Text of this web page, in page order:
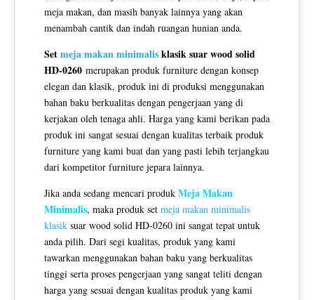
meja makan, dan masih banyak lainnya yang akan
menambah cantik dan indah ruangan hunian anda.
Setmeja makan minimalisklasik suar wood solid
HD-0260merupakan produk furniture dengan konsep
elegan dan klasik, produk ini di produksi menggunakan
bahan baku berkualitas dengan pengerjaan yang di
kerjakan oleh tenaga ahli. Harga yang kami berikan pada
produk ini sangat sesuai dengan kualitas terbaik produk
furniture yang kami buat dan yang pasti lebih terjangkau
dari kompetitor furniture jepara lainnya.
Jika anda sedang mencari produk Meja Makan
Minimalis, maka produk set meja makan minimalis
klasiksuar wood solid HD-0260 ini sangat tepat untuk
anda pilih. Dari segi kualitas, produk yang kami
tawarkan menggunakan bahan baku yang berkualitas
tinggi serta proses pengerjaan yang sangat teliti dengan
harga yang sesuai dengan kualitas produk yang kami